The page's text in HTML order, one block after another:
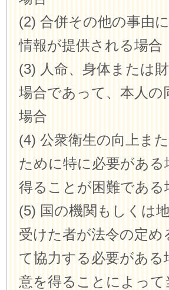
(2) 合併その他の事由
情報が提供される場合
(3) 人命、身体または
場合であって、本人
場合
(4) 公衆衛生の向上ま
ために特に必要があ
得ることが困難である
(5) 国の機関もしくは
受けた者が法令の定
て協力する必要があ
意を得ることによっ